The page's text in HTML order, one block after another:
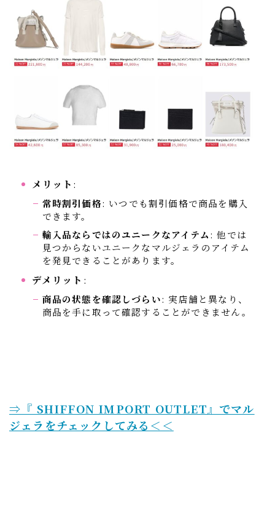
メリット :
常時割引価格: いつでも割引価格で商品を購入
できます。
輸入品ならではのユニークなアイテム: 他では
見つからないユニークなマルジェラのアイテム
を発見できることがあります。
デメリット :
商品の状態を確認しづらい: 実店舗と異なり、
商品を手に取って確認することができません。
⇒『 SHIFFON IMPORT OUTLET』でマル
ジェラをチェックしてみる＜＜